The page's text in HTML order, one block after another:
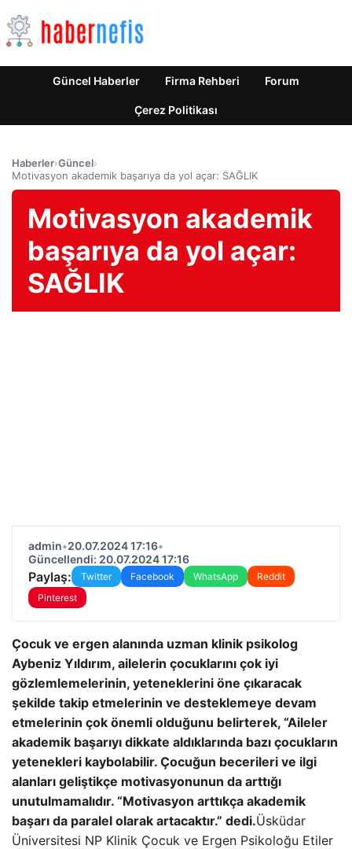
Güncel Haberler Firma Rehberi Forum
Çerez Politikası
Haberler›Güncel›
Motivasyon akademik başarıya da yol açar: SAĞLIK
Motivasyon akademik
başarıya da yol açar:
SAĞLIK
admin•20.07.2024 17:16•
Güncellendi: 20.07.2024 17:16
Paylaş: Twitter Facebook WhatsApp
Reddit
Pinterest
Çocuk ve ergen alanında uzman klinik psikolog
Aybeniz Yıldırım, ailelerin çocuklarını çok iyi
gözlemlemelerinin, yeteneklerini öne çıkaracak
şekilde takip etmelerinin ve desteklemeye devam
etmelerinin çok önemli olduğunu belirterek, “Aileler
akademik başarıyı dikkate aldıklarında bazı çocukların
yetenekleri kaybolabilir. Çocuğun becerileri ve ilgi
alanları geliştikçe motivasyonunun da arttığı
unutulmamalıdır. “Motivasyon arttıkça akademik
başarı da paralel olarak artacaktır.” dedi.Üsküdar
Üniversitesi NP Klinik Çocuk ve Ergen Psikoloğu Etiler